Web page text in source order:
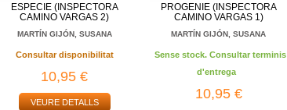
ESPECIE (INSPECTORA
CAMINO VARGAS 2)
MARTÍN GIJÓN, SUSANA
Consultar disponibilitat
10,95 €
VEURE DETALLS
PROGENIE (INSPECTORA
CAMINO VARGAS 1)
MARTÍN GIJÓN, SUSANA
Sense stock. Consultar terminis
d'entrega
10,95 €